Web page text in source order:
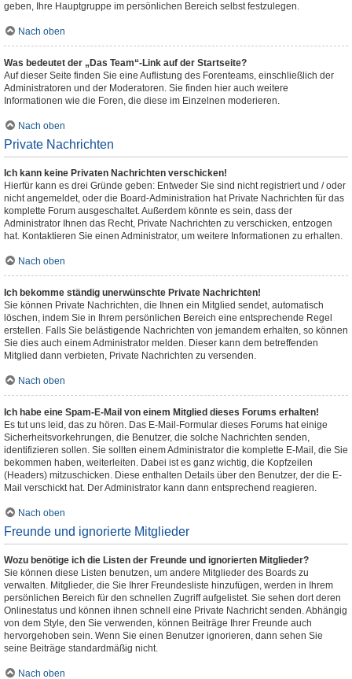
geben, Ihre Hauptgruppe im persönlichen Bereich selbst festzulegen.
Nach oben
Was bedeutet der „Das Team“-Link auf der Startseite?
Auf dieser Seite finden Sie eine Auflistung des Forenteams, einschließlich der
Administratoren und der Moderatoren. Sie finden hier auch weitere
Informationen wie die Foren, die diese im Einzelnen moderieren.
Nach oben
Private Nachrichten
Ich kann keine Privaten Nachrichten verschicken!
Hierfür kann es drei Gründe geben: Entweder Sie sind nicht registriert und / oder
nicht angemeldet, oder die Board-Administration hat Private Nachrichten für das
komplette Forum ausgeschaltet. Außerdem könnte es sein, dass der
Administrator Ihnen das Recht, Private Nachrichten zu verschicken, entzogen
hat. Kontaktieren Sie einen Administrator, um weitere Informationen zu erhalten.
Nach oben
Ich bekomme ständig unerwünschte Private Nachrichten!
Sie können Private Nachrichten, die Ihnen ein Mitglied sendet, automatisch
löschen, indem Sie in Ihrem persönlichen Bereich eine entsprechende Regel
erstellen. Falls Sie belästigende Nachrichten von jemandem erhalten, so können
Sie dies auch einem Administrator melden. Dieser kann dem betreffenden
Mitglied dann verbieten, Private Nachrichten zu versenden.
Nach oben
Ich habe eine Spam-E-Mail von einem Mitglied dieses Forums erhalten!
Es tut uns leid, das zu hören. Das E-Mail-Formular dieses Forums hat einige
Sicherheitsvorkehrungen, die Benutzer, die solche Nachrichten senden,
identifizieren sollen. Sie sollten einem Administrator die komplette E-Mail, die Sie
bekommen haben, weiterleiten. Dabei ist es ganz wichtig, die Kopfzeilen
(Headers) mitzuschicken. Diese enthalten Details über den Benutzer, der die E-
Mail verschickt hat. Der Administrator kann dann entsprechend reagieren.
Nach oben
Freunde und ignorierte Mitglieder
Wozu benötige ich die Listen der Freunde und ignorierten Mitglieder?
Sie können diese Listen benutzen, um andere Mitglieder des Boards zu
verwalten. Mitglieder, die Sie Ihrer Freundesliste hinzufügen, werden in Ihrem
persönlichen Bereich für den schnellen Zugriff aufgelistet. Sie sehen dort deren
Onlinestatus und können ihnen schnell eine Private Nachricht senden. Abhängig
von dem Style, den Sie verwenden, können Beiträge Ihrer Freunde auch
hervorgehoben sein. Wenn Sie einen Benutzer ignorieren, dann sehen Sie
seine Beiträge standardmäßig nicht.
Nach oben